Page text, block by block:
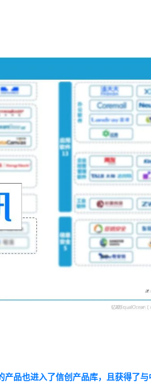
品也进入了信创产品库，且获得了